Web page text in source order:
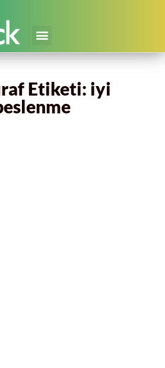
Etiketi: iyi